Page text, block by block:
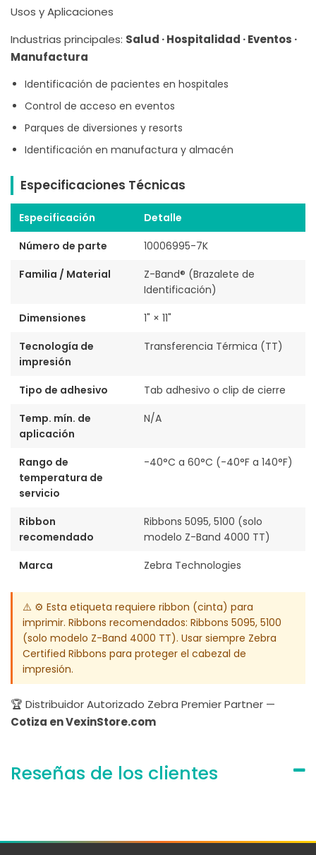
Usos y Aplicaciones
Industrias principales: Salud · Hospitalidad · Eventos ·
Manufactura
Identificación de pacientes en hospitales
Control de acceso en eventos
Parques de diversiones y resorts
Identificación en manufactura y almacén
Especificaciones Técnicas
Especificación
Detalle
Número de parte
10006995-7K
Familia / Material
Z-Band® (Brazalete de
Identificación)
Dimensiones
1" × 11"
Tecnología de
impresión
Transferencia Térmica (TT)
Tipo de adhesivo
Tab adhesivo o clip de cierre
Temp. mín. de
aplicación
N/A
Rango de
temperatura de
servicio
-40°C a 60°C (-40°F a 140°F)
Ribbon
recomendado
Ribbons 5095, 5100 (solo
modelo Z-Band 4000 TT)
Marca
Zebra Technologies
⚠️ ⚙️ Esta etiqueta requiere ribbon (cinta) para
imprimir. Ribbons recomendados: Ribbons 5095, 5100
(solo modelo Z-Band 4000 TT). Usar siempre Zebra
Certified Ribbons para proteger el cabezal de
impresión.
🏆 Distribuidor Autorizado Zebra Premier Partner —
Cotiza en VexinStore.com
Reseñas de los clientes